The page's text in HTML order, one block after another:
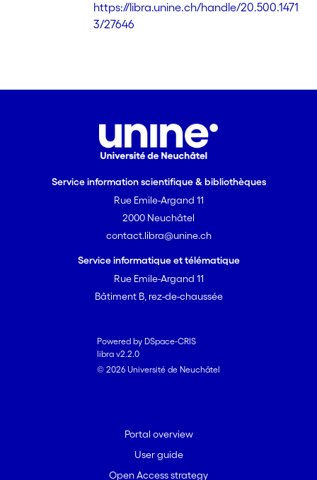
https://libra.unine.ch/handle/20.500.1471
3/27646
Service information scientifique & bibliothèques
Rue Emile-Argand 11
2000 Neuchâtel
contact.libra@unine.ch
Service informatique et télématique
Rue Emile-Argand 11
Bâtiment B, rez-de-chaussée
Powered by DSpace-CRIS
libra v2.2.0
© 2026 Université de Neuchâtel
Portal overview
User guide
Open Access strategy